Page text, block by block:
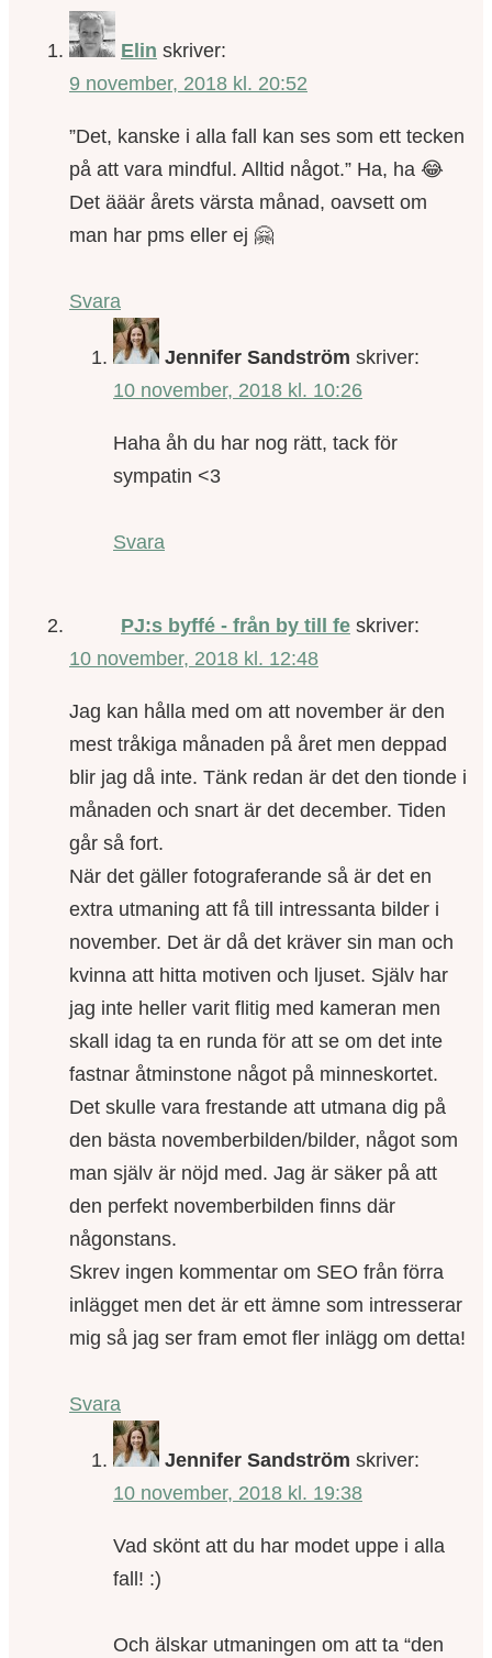
Elin skriver:
9 november, 2018 kl. 20:52
”Det, kanske i alla fall kan ses som ett tecken
på att vara mindful. Alltid något.” Ha, ha 😂
Det ääär årets värsta månad, oavsett om
man har pms eller ej 🤗
Svara
Jennifer Sandström skriver:
10 november, 2018 kl. 10:26
Haha åh du har nog rätt, tack för
sympatin <3
Svara
PJ:s byffé - från by till fe skriver:
10 november, 2018 kl. 12:48
Jag kan hålla med om att november är den
mest tråkiga månaden på året men deppad
blir jag då inte. Tänk redan är det den tionde i
månaden och snart är det december. Tiden
går så fort.
När det gäller fotograferande så är det en
extra utmaning att få till intressanta bilder i
november. Det är då det kräver sin man och
kvinna att hitta motiven och ljuset. Själv har
jag inte heller varit flitig med kameran men
skall idag ta en runda för att se om det inte
fastnar åtminstone något på minneskortet.
Det skulle vara frestande att utmana dig på
den bästa novemberbilden/bilder, något som
man själv är nöjd med. Jag är säker på att
den perfekt novemberbilden finns där
någonstans.
Skrev ingen kommentar om SEO från förra
inlägget men det är ett ämne som intresserar
mig så jag ser fram emot fler inlägg om detta!
Svara
Jennifer Sandström skriver:
10 november, 2018 kl. 19:38
Vad skönt att du har modet uppe i alla
fall! :)
Och älskar utmaningen om att ta “den